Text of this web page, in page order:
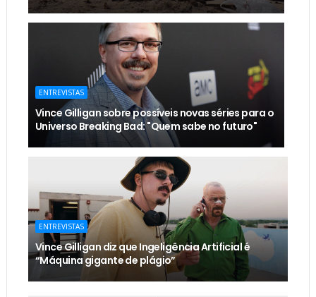
ENTREVISTAS
Vince Gilligan sobre possíveis novas séries para o
Universo Breaking Bad: "Quem sabe no futuro"
ENTREVISTAS
Vince Gilligan diz que Ingeligência Artificial é
“Máquina gigante de plágio”